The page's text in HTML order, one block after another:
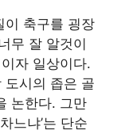
이 축구를 굉장
무 잘 알것이
자 일상이다.
도시의 좁은 골
논한다. 그만
느냐’는 단순